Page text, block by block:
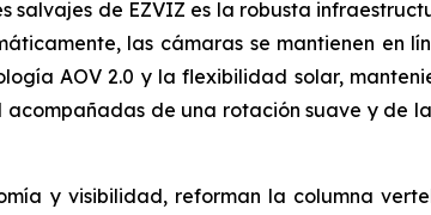
salvajes de EZVIZ es la robusta
las cámaras se mantienen en
AOV 2.0 y la flexibilidad solar,
de una rotación suave y de
y visibilidad, reforman la columna